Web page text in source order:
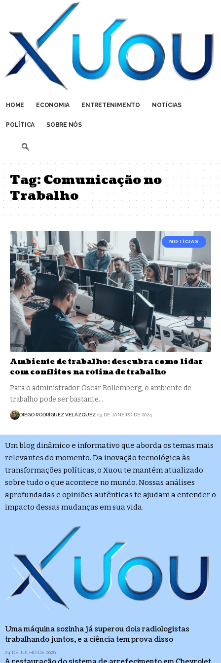
HOME ECONOMIA ENTRETENIMENTO NOTÍCIAS
POLÍTICA SOBRE NÓS
Tag:Comunicação no
Trabalho
NOTÍCIAS
Ambiente de trabalho: descubra como lidar
com conflitos na rotina de trabalho
Para o administrador Oscar Rollemberg, o ambiente de
trabalho pode ser bastante…
DIEGO RODRÍGUEZ VELÁZQUEZ 19 DE JANEIRO DE 2024
Um blog dinâmico e informativo que aborda os temas mais
relevantes do momento. Da inovação tecnológica às
transformações políticas, o Xuou te mantém atualizado
sobre tudo o que acontece no mundo. Nossas análises
aprofundadas e opiniões autênticas te ajudam a entender o
impacto dessas mudanças em sua vida.
Uma máquina sozinha já superou dois radiologistas
trabalhando juntos, e a ciência tem prova disso
24 DE JULHO DE 2026